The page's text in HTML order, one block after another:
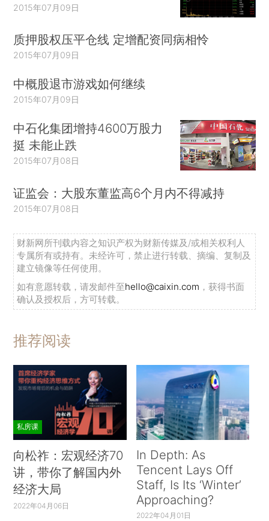
2015年07月09日
质押股权压平仓线 定增配资同病相怜
2015年07月09日
中概股退市游戏如何继续
2015年07月09日
中石化集团增持4600万股力
挺 未能止跌
2015年07月08日
证监会：大股东董监高6个月内不得减持
2015年07月08日
财新网所刊载内容之知识产权为财新传媒及/或相关权利人
专属所有或持有。未经许可，禁止进行转载、摘编、复制及
建立镜像等任何使用。
如有意愿转载，请发邮件至hello@caixin.com ，获得书面
确认及授权后，方可转载。
推荐阅读
私房课
向松祚：宏观经济70
讲，带你了解国内外
经济大局
2022年04月06日
In Depth: As
Tencent Lays Off
Staff, Is Its ‘Winter’
Approaching?
2022年04月01日